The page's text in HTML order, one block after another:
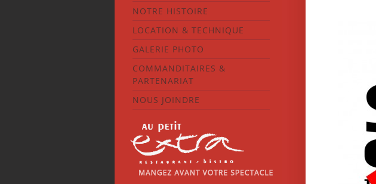
NOTRE HISTOIRE
LOCATION & TECHNIQUE
GALERIE PHOTO
COMMANDITAIRES &
PARTENARIAT
NOUS JOINDRE